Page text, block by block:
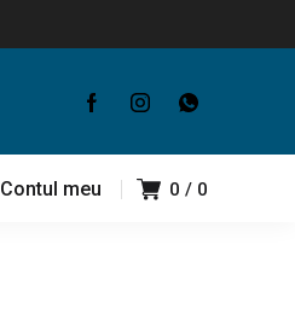
0 0
Contul meu